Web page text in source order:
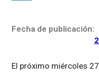
Fecha de publicación:
El próximo miércoles